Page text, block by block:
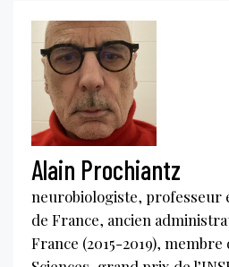
Alain Prochiantz
neurobiologiste, professeur
de France, ancien
France (2015-2019), membre